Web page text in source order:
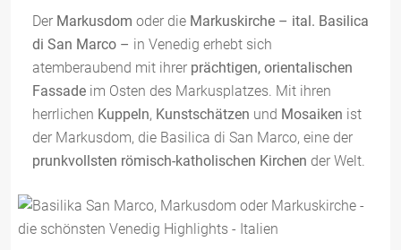
Der Markusdom oder die Markuskirche – ital. Basilica
di San Marco – in Venedig erhebt sich
atemberaubend mit ihrer prächtigen, orientalischen
Fassade im Osten des Markusplatzes. Mit ihren
herrlichen Kuppeln, Kunstschätzen und Mosaiken ist
der Markusdom, die Basilica di San Marco, eine der
prunkvollsten römisch-katholischen Kirchen der Welt.